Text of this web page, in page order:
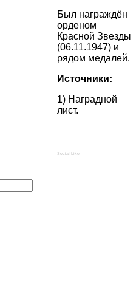
Был награждён
орденом
Красной Звезды
(06.11.1947) и
рядом медалей.
Источники:
1) Наградной
лист.
Social Like